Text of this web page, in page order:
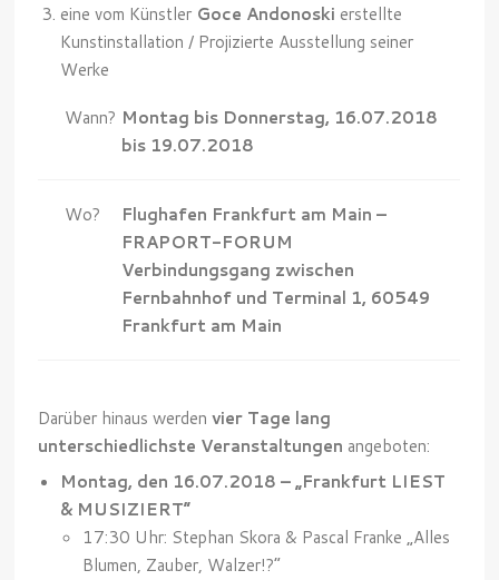
eine vom Künstler Goce Andonoski erstellte
Kunstinstallation / Projizierte Ausstellung seiner
Werke
Wann? Montag bis Donnerstag, 16.07.2018
bis 19.07.2018
Wo?
Flughafen Frankfurt am Main –
FRAPORT-FORUM
Verbindungsgang zwischen
Fernbahnhof und Terminal 1, 60549
Frankfurt am Main
Darüber hinaus werdenvier Tage lang
unterschiedlichste Veranstaltungen angeboten:
Montag, den 16.07.2018 – „Frankfurt LIEST
& MUSIZIERT“
17:30 Uhr: Stephan Skora & Pascal Franke „Alles
Blumen, Zauber, Walzer!?“